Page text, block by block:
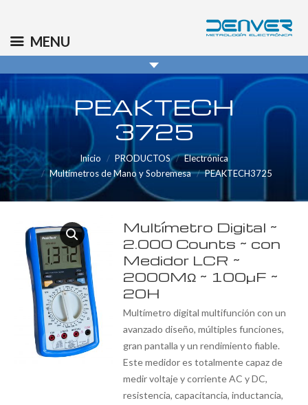
info@denver.es
PEAKTECH
3725
Inicio PRODUCTOS
Electrónica
Multímetros de Mano y Sobremesa
PEAKTECH3725
Multímetro Digital ~
2.000 Counts ~ con
Medidor LCR ~
2000MΩ ~ 100µF ~
20H
Multímetro digital multifunción con un
avanzado diseño, múltiples funciones,
gran pantalla y un rendimiento fiable.
Este medidor es totalmente capaz de
medir voltaje y corriente AC y DC,
resistencia, capacitancia, inductancia,
MENU